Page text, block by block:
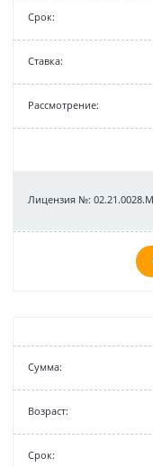
Срок:
Cтавка:
Рассмотрение:
Лицензия №: 02.21.0028.M
Cумма:
Возраст:
Срок: